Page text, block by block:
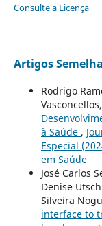
Consulte a Licença
Artigos
Rodrigo
à Saúde ,
Especial
em Saúde
José Carlos
Denise
Silveira
interface to